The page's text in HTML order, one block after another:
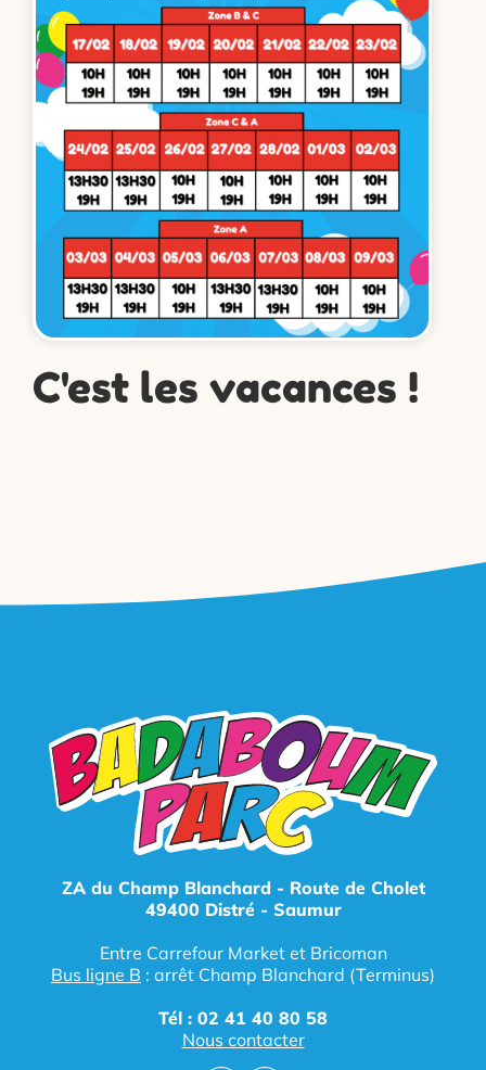
C'est les vacances !
ZA du Champ Blanchard - Route de Cholet
49400 Distré - Saumur
Entre Carrefour Market et Bricoman
Bus ligne B : arrêt Champ Blanchard (Terminus)
Tél : 02 41 40 80 58
Nous contacter